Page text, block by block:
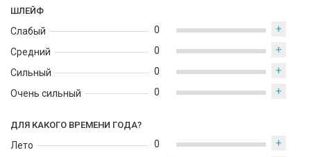
ШЛЕЙФ
Слабый
Средний
Сильный
Очень сильный
0 +
0 +
0 +
0 +
ДЛЯ КАКОГО ВРЕМЕНИ ГОДА?
Лето
0 +